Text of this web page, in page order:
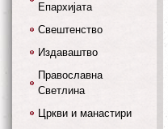
Епархијата
Свештенство
Издаваштво
Православна
Светлина
Цркви и манастири